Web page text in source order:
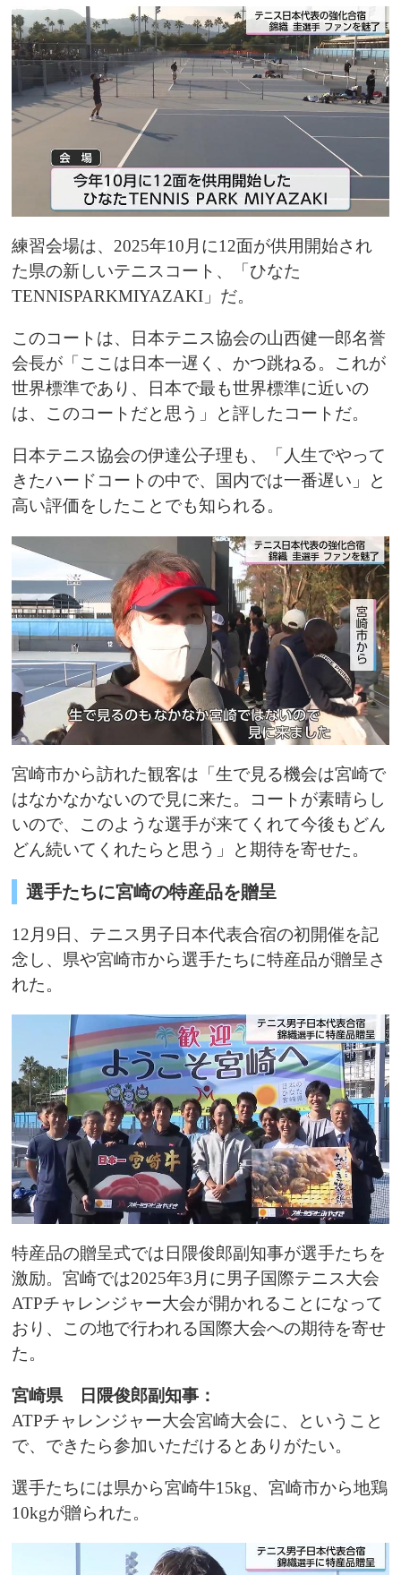
練習会場は、2025年10月に12面が供用開始され
た県の新しいテニスコート、「ひなた
TENNISPARKMIYAZAKI」だ。
このコートは、日本テニス協会の山西健一郎名誉
会長が「ここは日本一遅く、かつ跳ねる。これが
世界標準であり、日本で最も世界標準に近いの
は、このコートだと思う」と評したコートだ。
日本テニス協会の伊達公子理も、「人生でやって
きたハードコートの中で、国内では一番遅い」と
高い評価をしたことでも知られる。
宮崎市から訪れた観客は「生で見る機会は宮崎で
はなかなかないので見に来た。コートが素晴らし
いので、このような選手が来てくれて今後もどん
どん続いてくれたらと思う」と期待を寄せた。
選手たちに宮崎の特産品を贈呈
12月9日、テニス男子日本代表合宿の初開催を記
念し、県や宮崎市から選手たちに特産品が贈呈さ
れた。
特産品の贈呈式では日隈俊郎副知事が選手たちを
激励。宮崎では2025年3月に男子国際テニス大会
ATPチャレンジャー大会が開かれることになって
おり、この地で行われる国際大会への期待を寄せ
た。
宮崎県 日隈俊郎副知事：
ATPチャレンジャー大会宮崎大会に、ということ
で、できたら参加いただけるとありがたい。
選手たちには県から宮崎牛15kg、宮崎市から地鶏
10kgが贈られた。